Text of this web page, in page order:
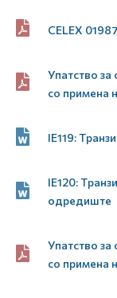
CELEX
Упатство за
со примена
IE119:
IE120:
одредиште
Упатство за
со примена